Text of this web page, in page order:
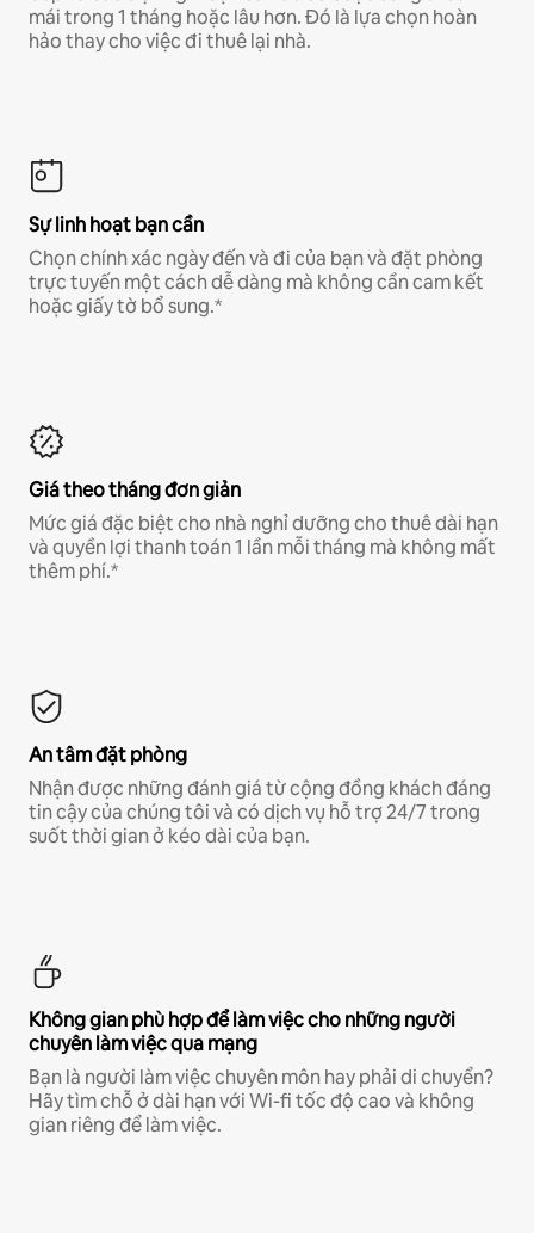
mái trong 1 tháng hoặc lâu hơn. Đó là lựa chọn hoàn
hảo thay cho việc đi thuê lại nhà.
Sự linh hoạt bạn cần
Chọn chính xác ngày đến và đi của bạn và đặt phòng
trực tuyến một cách dễ dàng mà không cần cam kết
hoặc giấy tờ bổ sung.*
Giá theo tháng đơn giản
Mức giá đặc biệt cho nhà nghỉ dưỡng cho thuê dài hạn
và quyền lợi thanh toán 1 lần mỗi tháng mà không mất
thêm phí.*
An tâm đặt phòng
Nhận được những đánh giá từ cộng đồng khách đáng
tin cậy của chúng tôi và có dịch vụ hỗ trợ 24/7 trong
suốt thời gian ở kéo dài của bạn.
Không gian phù hợp để làm việc cho những người
chuyên làm việc qua mạng
Bạn là người làm việc chuyên môn hay phải di chuyển?
Hãy tìm chỗ ở dài hạn với Wi-fi tốc độ cao và không
gian riêng để làm việc.